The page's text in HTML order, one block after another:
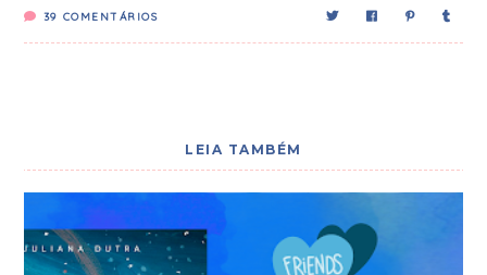
39 COMENTÁRIOS
LEIA TAMBÉM